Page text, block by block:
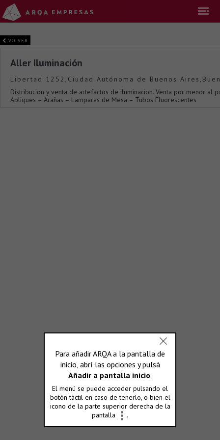
VOLVER
Aller Iluminación
Libertad 1252,Ciudad Autónoma de Buenos
Distribucion y venta de artefactos de iluminacion. Venta por menor al
Apliques – Arañas – Lamparas de Mesa – Tubos Fluorescentes